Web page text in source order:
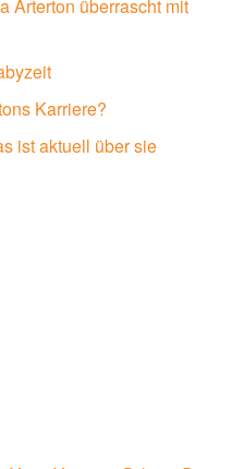
Arterton überrascht mit
Karriere?
ist aktuell über sie